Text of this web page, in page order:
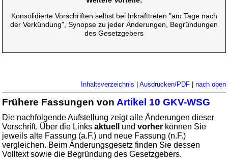
Konsolidierte Vorschriften selbst bei Inkrafttreten "am Tage nach
der Verkündung", Synopse zu jeder Änderungen, Begründungen
des Gesetzgebers
Inhaltsverzeichnis Ausdrucken/PDF| nach oben
Frühere Fassungen von Artikel 10 GKV-WSG
Die nachfolgende Aufstellung zeigt alle Änderungen dieser
Vorschrift. Über die Linksaktuell undvorher können Sie
jeweils alte Fassung (a.F.) und neue Fassung (n.F.)
vergleichen. Beim Änderungsgesetz finden Sie dessen
Volltext sowie die Begründung des Gesetzgebers.